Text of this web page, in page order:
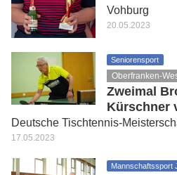
Vohburg
20.05.2023
Seniorensport
Oberfranken-
Zweimal
Kürschner
Deutsche Tischtennis-
17.05.2023
Mannschaftssport